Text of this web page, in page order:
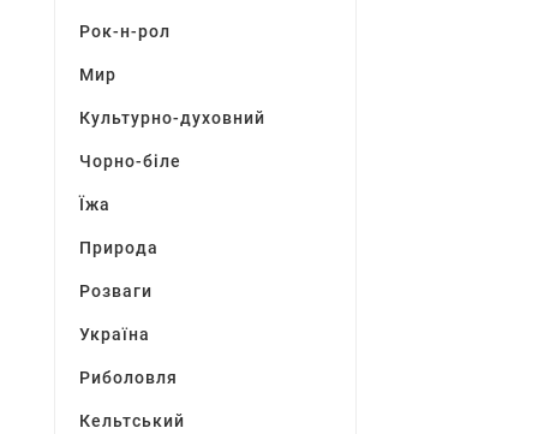
Рок-н-рол
Мир
Культурно-духовний
Чорно-біле
Їжа
Природа
Розваги
Україна
Риболовля
Кельтський